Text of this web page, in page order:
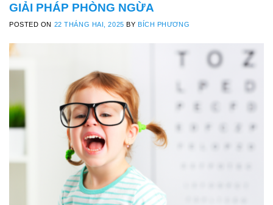
GIẢI PHÁP PHÒNG NGỪA
POSTED ON 22 THÁNG HAI, 2025 BY BÍCH PHƯƠNG